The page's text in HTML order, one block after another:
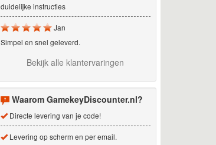
duidelijke instructies
Jan
Simpel en snel geleverd.
Bekijk alle klantervaringen
Waarom GamekeyDiscounter.nl?
Directe levering van je code!
Levering op scherm en per email.